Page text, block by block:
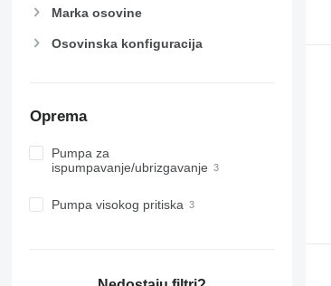
Marka osovine
Osovinska konfiguracija
Oprema
Pumpa za
ispumpavanje/ubrizgavanje
Pumpa visokog pritiska